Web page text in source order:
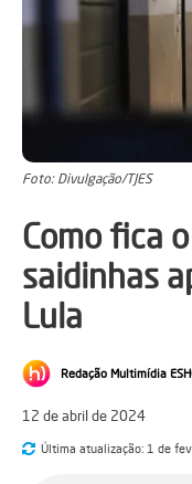
Foto: Divulgação/TJES
Como fica
saidinhas
Lula
Redação Multimídia
12 de abril de 2024
Última atualização: 1 de